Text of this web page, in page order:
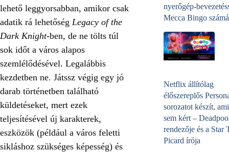
lehető leggyorsabban, amikor csak
adatik rá lehetőség Legacy of the
Dark Knight-ben, de ne tölts túl
sok időt a város alapos
szemlélődésével. Legalábbis
kezdetben ne. Játssz végig egy jó
darab történetben található
küldetéseket, mert ezek
teljesítésével új karakterek,
eszközök (például a város feletti
sikláshoz szükséges képesség) és
nyerőgép-
Mecca Bingo
Netflix állítólag
élőszereplős
sorozatot készít,
sem kért –
rendezője és a Star
Picard írója